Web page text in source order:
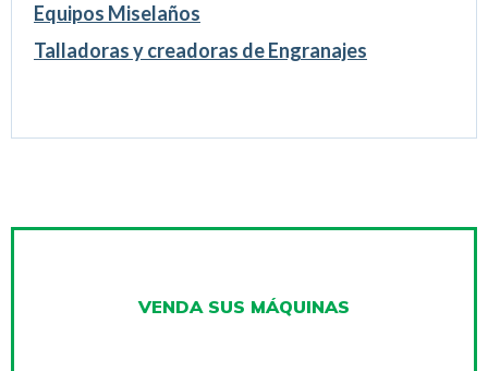
Equipos Miselaños
Talladoras y creadoras de Engranajes
VENDA SUS MÁQUINAS